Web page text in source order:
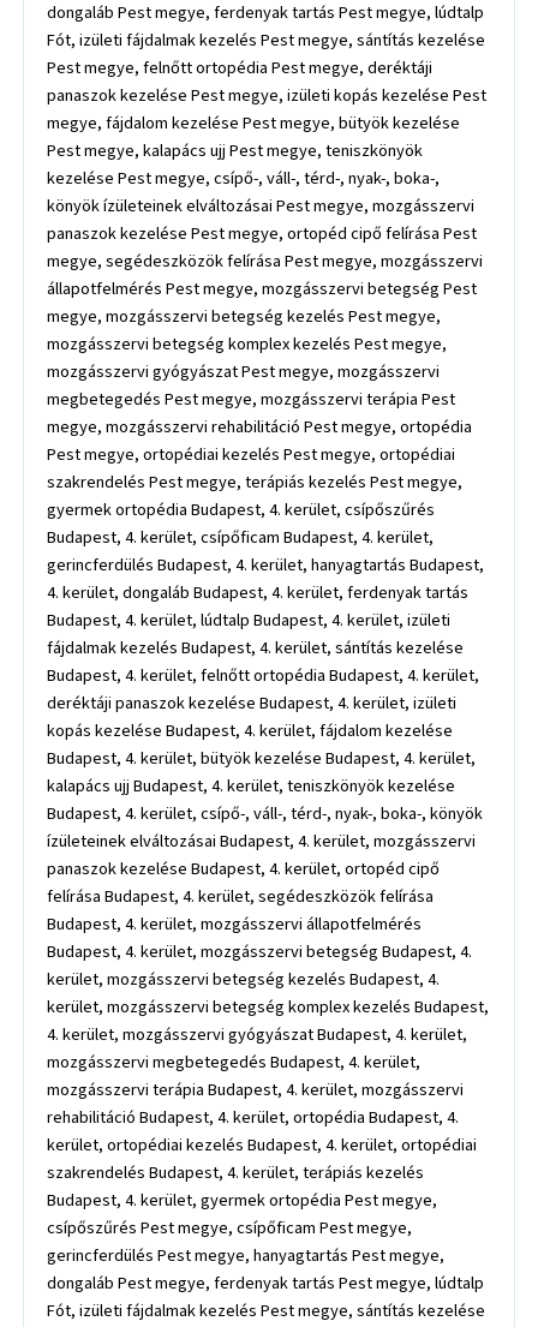
dongaláb Pest megye, ferdenyak tartás Pest megye, lúdtalp
Fót, izületi fájdalmak kezelés Pest megye, sántítás kezelése
Pest megye, felnőtt ortopédia Pest megye, deréktáji
panaszok kezelése Pest megye, izületi kopás kezelése Pest
megye, fájdalom kezelése Pest megye, bütyök kezelése
Pest megye, kalapács ujj Pest megye, teniszkönyök
kezelése Pest megye, csípő-, váll-, térd-, nyak-, boka-,
könyök ízületeinek elváltozásai Pest megye, mozgásszervi
panaszok kezelése Pest megye, ortopéd cipő felírása Pest
megye, segédeszközök felírása Pest megye, mozgásszervi
állapotfelmérés Pest megye, mozgásszervi betegség Pest
megye, mozgásszervi betegség kezelés Pest megye,
mozgásszervi betegség komplex kezelés Pest megye,
mozgásszervi gyógyászat Pest megye, mozgásszervi
megbetegedés Pest megye, mozgásszervi terápia Pest
megye, mozgásszervi rehabilitáció Pest megye, ortopédia
Pest megye, ortopédiai kezelés Pest megye, ortopédiai
szakrendelés Pest megye, terápiás kezelés Pest megye,
gyermek ortopédia Budapest, 4. kerület, csípőszűrés
Budapest, 4. kerület, csípőficam Budapest, 4. kerület,
gerincferdülés Budapest, 4. kerület, hanyagtartás Budapest,
4. kerület, dongaláb Budapest, 4. kerület, ferdenyak tartás
Budapest, 4. kerület, lúdtalp Budapest, 4. kerület, izületi
fájdalmak kezelés Budapest, 4. kerület, sántítás kezelése
Budapest, 4. kerület, felnőtt ortopédia Budapest, 4. kerület,
deréktáji panaszok kezelése Budapest, 4. kerület, izületi
kopás kezelése Budapest, 4. kerület, fájdalom kezelése
Budapest, 4. kerület, bütyök kezelése Budapest, 4. kerület,
kalapács ujj Budapest, 4. kerület, teniszkönyök kezelése
Budapest, 4. kerület, csípő-, váll-, térd-, nyak-, boka-, könyök
ízületeinek elváltozásai Budapest, 4. kerület, mozgásszervi
panaszok kezelése Budapest, 4. kerület, ortopéd cipő
felírása Budapest, 4. kerület, segédeszközök felírása
Budapest, 4. kerület, mozgásszervi állapotfelmérés
Budapest, 4. kerület, mozgásszervi betegség Budapest, 4.
kerület, mozgásszervi betegség kezelés Budapest, 4.
kerület, mozgásszervi betegség komplex kezelés Budapest,
4. kerület, mozgásszervi gyógyászat Budapest, 4. kerület,
mozgásszervi megbetegedés Budapest, 4. kerület,
mozgásszervi terápia Budapest, 4. kerület, mozgásszervi
rehabilitáció Budapest, 4. kerület, ortopédia Budapest, 4.
kerület, ortopédiai kezelés Budapest, 4. kerület, ortopédiai
szakrendelés Budapest, 4. kerület, terápiás kezelés
Budapest, 4. kerület, gyermek ortopédia Pest megye,
csípőszűrés Pest megye, csípőficam Pest megye,
gerincferdülés Pest megye, hanyagtartás Pest megye,
dongaláb Pest megye, ferdenyak tartás Pest megye, lúdtalp
Fót, izületi fájdalmak kezelés Pest megye, sántítás kezelése